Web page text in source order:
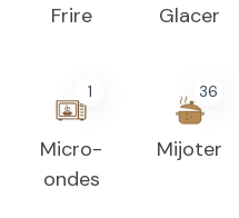
Frire Glacer
1
Micro-
ondes
36
Mijoter